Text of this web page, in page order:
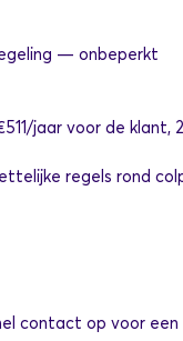
— onbeperkt
jaar voor de klant,
regels rond
contact op voor een